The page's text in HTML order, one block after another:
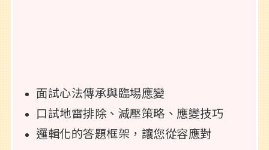
面試心法傳承與臨場應變
口試地雷排除、減壓策略、應變技巧
邏輯化的答題框架，讓您從容應對